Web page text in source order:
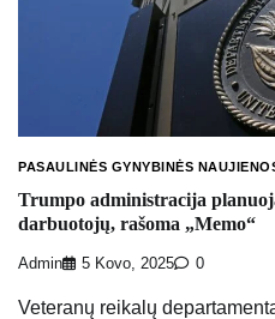
PASAULINĖS GYNYBINĖS
Trumpo administracija
darbuotojų, rašoma „Memo“
Admin 5 Kovo, 2025 0
Veteranų reikalų